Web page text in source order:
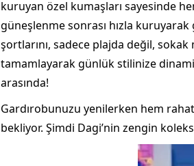
kuruyan özel kumaşları sayesinde
güneşlenme sonrası hızla
şortlarını, sadece plajda değil,
tamamlayarak günlük stilinize
arasında!
Gardırobunuzu yenilerken hem
bekliyor. Şimdi Dagi’nin zengin